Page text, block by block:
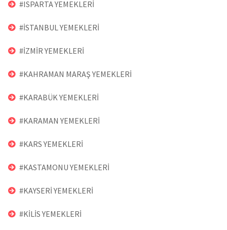
#ISPARTA YEMEKLERİ
#İSTANBUL YEMEKLERİ
#İZMİR YEMEKLERİ
#KAHRAMAN MARAŞ YEMEKLERİ
#KARABÜK YEMEKLERİ
#KARAMAN YEMEKLERİ
#KARS YEMEKLERİ
#KASTAMONU YEMEKLERİ
#KAYSERİ YEMEKLERİ
#KİLİS YEMEKLERİ